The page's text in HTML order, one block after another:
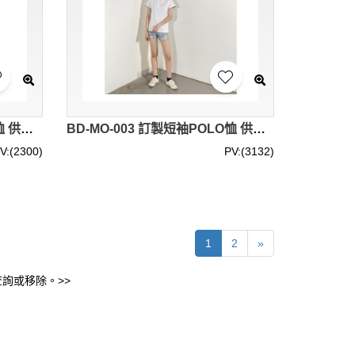
BD-MO-004 自訂長袖POLO恤 供應熒光黃色POLO恤 真人展示 模特試穿 POLO恤中心 BD-MO-003 訂製短袖POLO恤 供應白色撞黑色邊POLO恤 真人展示 模特試穿 POLO恤中心
PV:(3132)
1 2 »
或移除。>>